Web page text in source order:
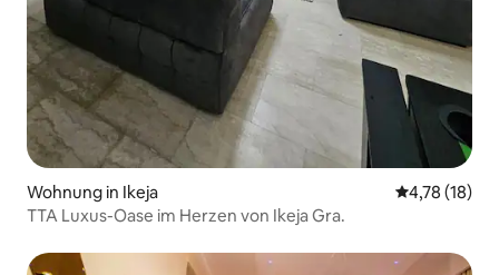
Wohnung in Ikeja
4,78 (18)
TTA Luxus-Oase im Herzen von Ikeja Gra.